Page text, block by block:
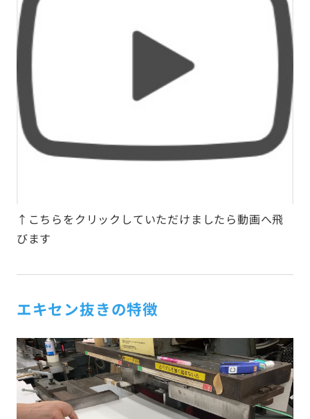
↑こちらをクリックしていただけましたら動画へ飛
びます
エキセン抜きの特徴